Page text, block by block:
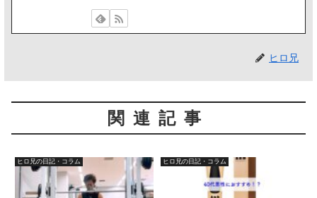
ヒロ兄
関連記事
ヒロ兄の日記・コラム ヒロ兄の日記・コラム